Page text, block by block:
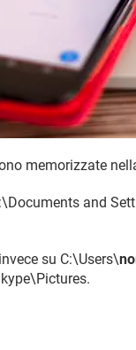
memorizzate
and
su C:\Users\